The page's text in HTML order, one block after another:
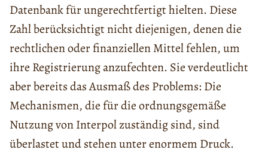
Datenbank für ungerechtfertigt hielten. Diese
Zahl berücksichtigt nicht diejenigen, denen die
rechtlichen oder finanziellen Mittel fehlen, um
ihre Registrierung anzufechten. Sie verdeutlicht
aber bereits das Ausmaß des Problems: Die
Mechanismen, die für die ordnungsgemäße
Nutzung von Interpol zuständig sind, sind
überlastet und stehen unter enormem Druck.